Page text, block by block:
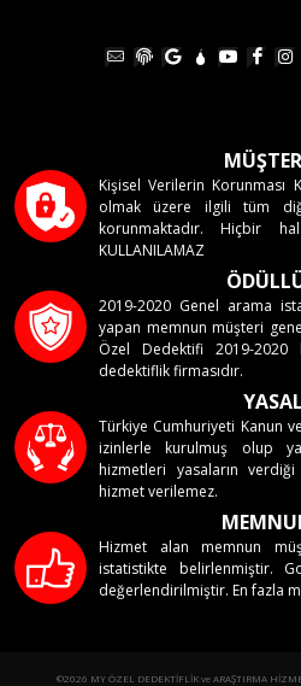
Kişisel Verilerin Korunması
olmak üzere ilgili tüm
korunmaktadır. Hiçbir
KULLANILAMAZ
2019-2020 Genel arama
yapan memnun müşteri
Özel Dedektifi 2019-2020
dedektiflik firmasıdır.
Türkiye Cumhuriyeti Kanun
izinlerle kurulmuş olup
hizmetleri yasaların verdiği
hizmet verilemez.
Hizmet alan memnun
istatistikte belirlenmiştir.
değerlendirilmiştir. En fazla
©2026 MY ÖZEL DEDEKTİFLİK ve ARAŞTIRMA